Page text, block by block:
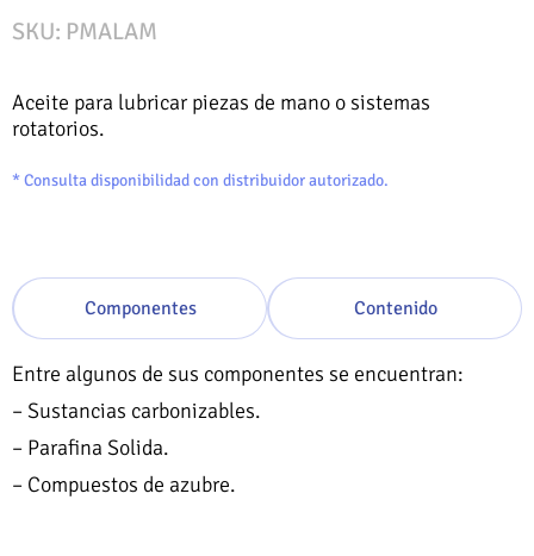
SKU: PMALAM
Aceite para lubricar piezas de mano o sistemas
rotatorios.
* Consulta disponibilidad con distribuidor autorizado.
Componentes Contenido
Entre algunos de sus componentes se encuentran:
– Sustancias carbonizables.
– Parafina Solida.
– Compuestos de azubre.